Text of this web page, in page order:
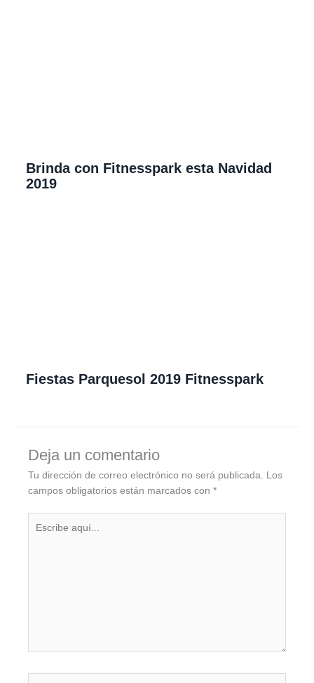
Brinda con Fitnesspark esta Navidad
2019
Fiestas Parquesol 2019 Fitnesspark
Deja un comentario
Tu dirección de correo electrónico no será publicada.
Los
campos obligatorios están marcados con *